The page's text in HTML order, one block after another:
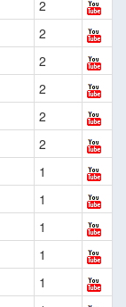
2
2
2
2
2
2
1
1
1
1
1